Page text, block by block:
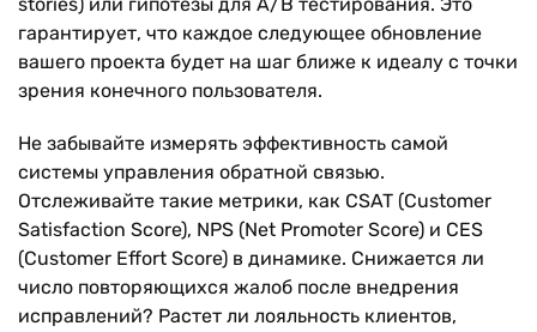
гарантирует, что каждое следующее обновление
вашего проекта будет на шаг ближе к идеалу с точки
зрения конечного пользователя.
Не забывайте измерять эффективность самой
системы управления обратной связью.
Отслеживайте такие метрики, как CSAT (Customer
Satisfaction Score), NPS (Net Promoter Score) и CES
(Customer Effort Score) в динамике. Снижается ли
число повторяющихся жалоб после внедрения
исправлений? Растет ли лояльность клиентов,